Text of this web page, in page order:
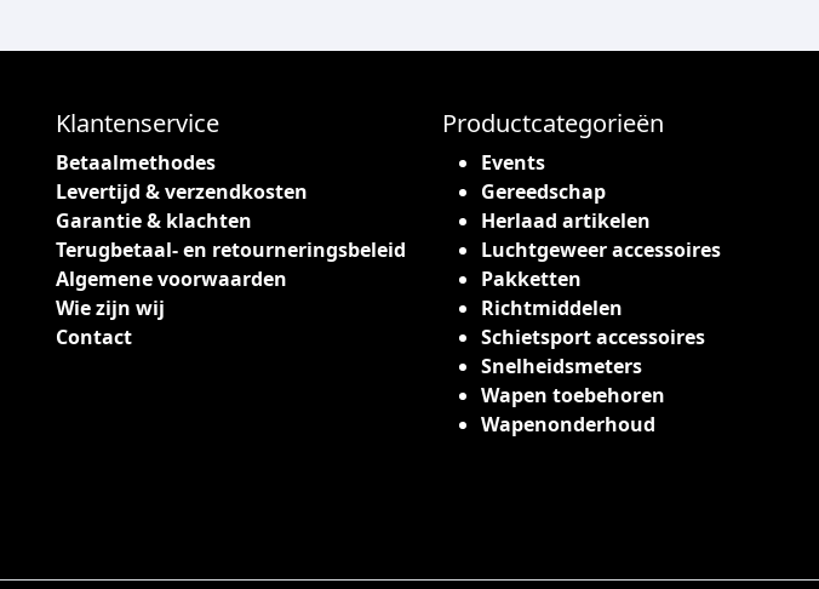
Klantenservice
Betaalmethodes
Levertijd & verzendkosten
Garantie & klachten
Terugbetaal- en retourneringsbeleid
Algemene voorwaarden
Wie zijn wij
Contact
Productcategorieën
Events
Gereedschap
Herlaad artikelen
Luchtgeweer accessoires
Pakketten
Richtmiddelen
Schietsport accessoires
Snelheidsmeters
Wapen toebehoren
Wapenonderhoud